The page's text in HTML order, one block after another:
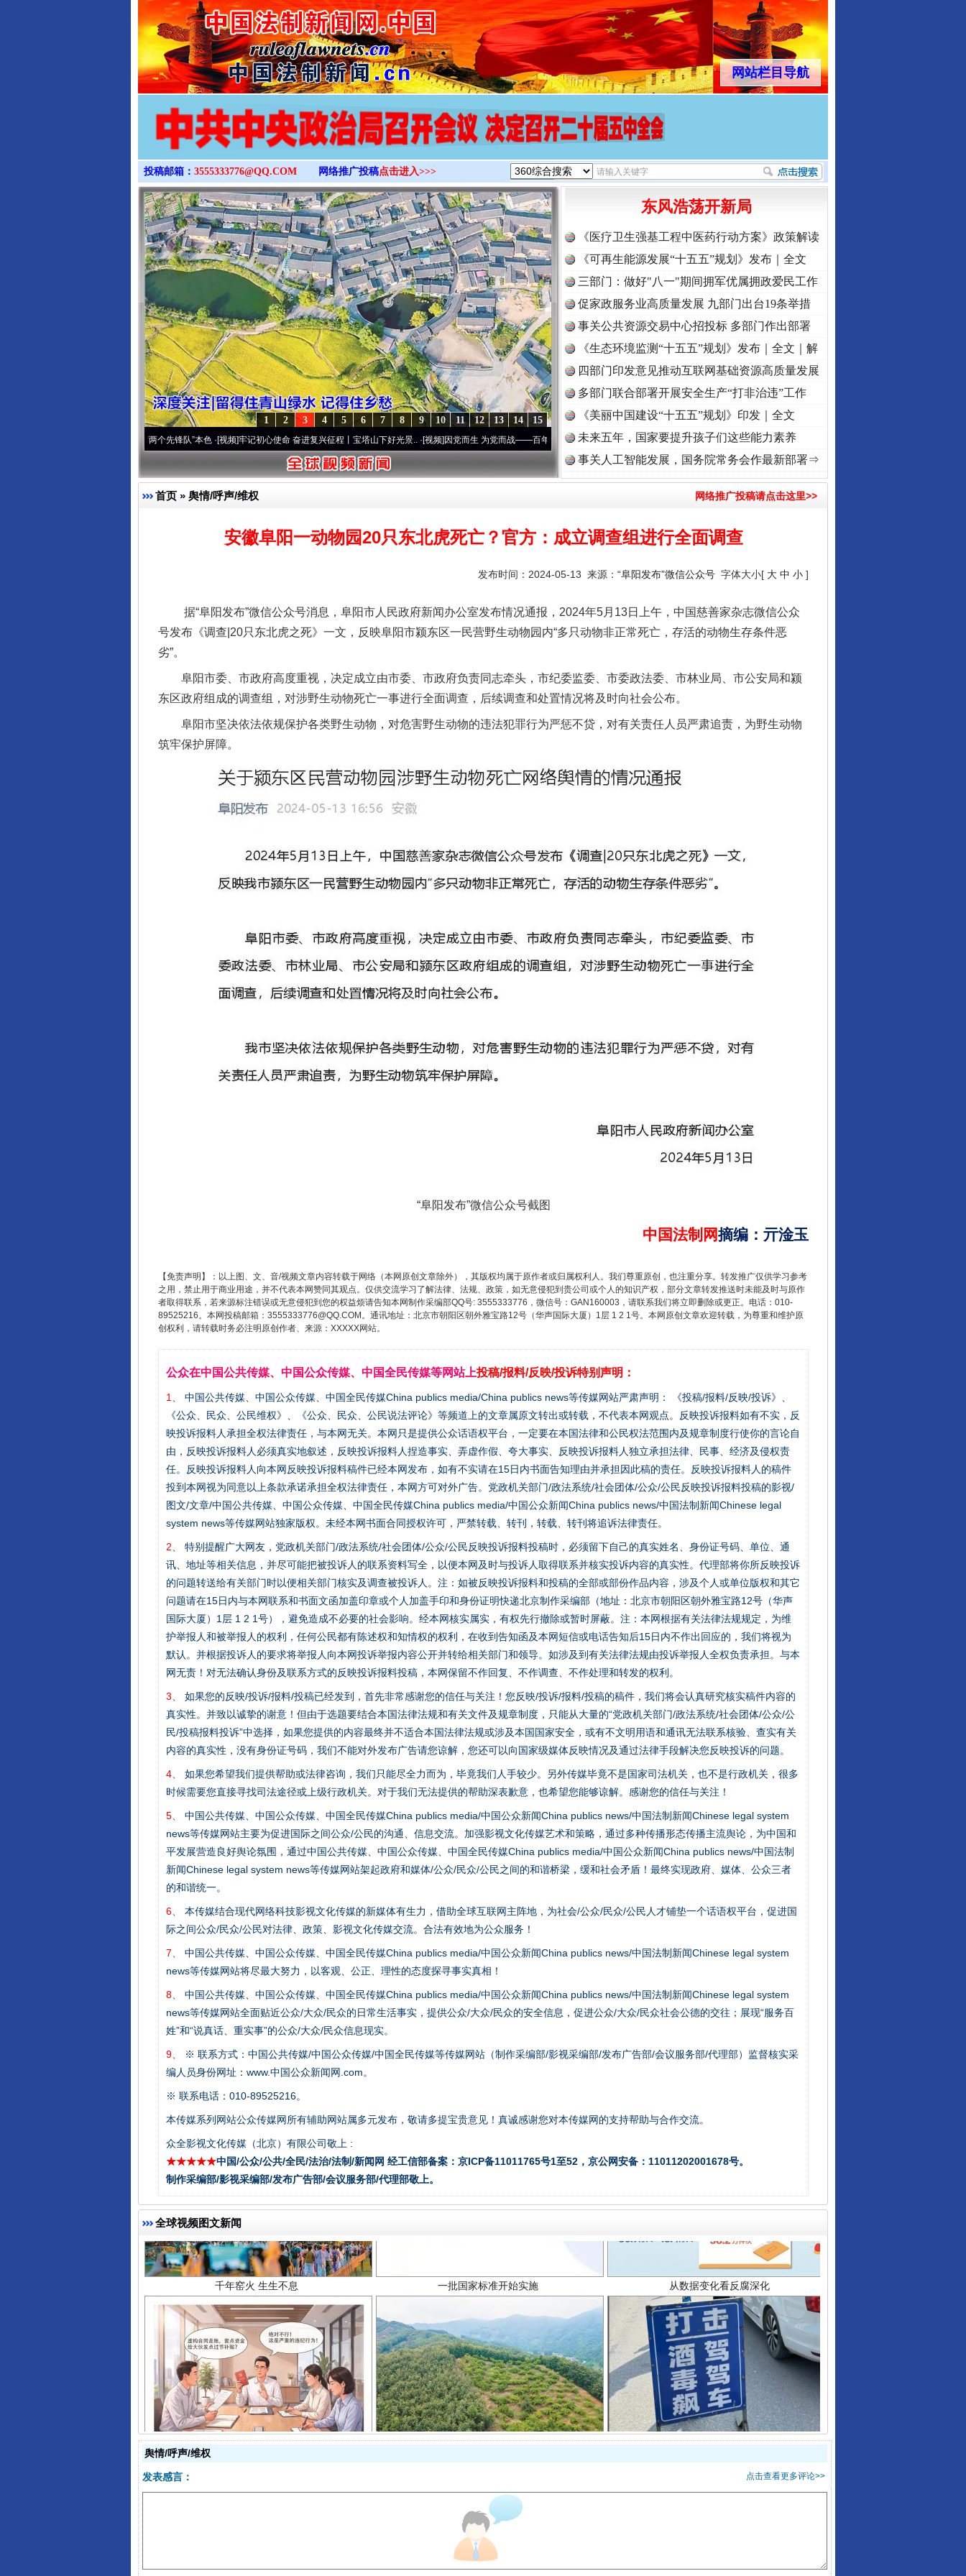
>
网站栏目导航
投稿邮箱： 3555333776@QQ.COM 网络推广投稿点击进入>>>
15
14
13
12
11
10
9
8
7
6
5
4
3
2
1
永葆“两个先锋队”本色·[视频]牢记初心使命 奋进复兴征程丨宝塔山下好光景..·[视频]因党而生 为党而战——百年“纪”事⑧加强纪律.. ·[视频]牢记初心使命 奋进复兴征程丨“转折之城”激荡..·[视频]
东风浩荡开新局
《医疗卫生强基工程中医药行动方案》政策解读
《可再生能源发展“十五五”规划》发布｜全文
三部门：做好"八一"期间拥军优属拥政爱民工作
促家政服务业高质量发展 九部门出台19条举措
事关公共资源交易中心招投标 多部门作出部署
《生态环境监测“十五五”规划》发布｜全文｜解
读
四部门印发意见推动互联网基础资源高质量发展
多部门联合部署开展安全生产“打非治违”工作
《美丽中国建设“十五五”规划》印发｜全文
未来五年，国家要提升孩子们这些能力素养
事关人工智能发展，国务院常务会作最新部署⇒
首页 » 舆情/呼声/维权 网络推广投稿请点击这里>>
安徽阜阳一动物园20只东北虎死亡？官方：成立调查组进行全面调查
发布时间：2024-05-13 来源： “阜阳发布”微信公众号 字体大小[ 大 中 小 ]
据“阜阳发布”微信公众号消息，阜阳市人民政府新闻办公室发布情况通报，2024年5月13日上午，中国慈善家杂志微信公众
号发布《调查|20只东北虎之死》一文，反映阜阳市颍东区一民营野生动物园内“多只动物非正常死亡，存活的动物生存条件恶
劣”。
阜阳市委、市政府高度重视，决定成立由市委、市政府负责同志牵头，市纪委监委、市委政法委、市林业局、市公安局和颍
东区政府组成的调查组，对涉野生动物死亡一事进行全面调查，后续调查和处置情况将及时向社会公布。
阜阳市坚决依法依规保护各类野生动物，对危害野生动物的违法犯罪行为严惩不贷，对有关责任人员严肃追责，为野生动物
筑牢保护屏障。
“阜阳发布”微信公众号截图
中国法制网摘编 ： 亓淦玉
【免责声明】：以上图、文、音/视频文章内容转载于网络（本网原创文章除外），其版权均属于原作者或归属权利人。我们尊重原创，也注重分享。转发推广仅供学习参考
之用，禁止用于商业用途，并不代表本网赞同其观点。仅供交流学习了解法律、法规、政策，如无意侵犯到贵公司或个人的知识产权，部分文章转发推送时未能及时与原作
者取得联系，若来源标注错误或无意侵犯到您的权益烦请告知本网制作采编部QQ号: 3555333776，微信号：GAN160003，请联系我们将立即删除或更正。电话：010-
89525216。本网投稿邮箱：3555333776@QQ.COM。通讯地址：北京市朝阳区朝外雅宝路12号（华声国际大厦）1层 1 2 1号。本网原创文章欢迎转载，为尊重和维护原
创权利，请转载时务必注明原创作者、来源：XXXXX网站。
公众在中国公共传媒、中国公众传媒、中国全民传媒等网站上投稿/报料/反映/投诉特别声明：
1、
中国公共传媒、中国公众传媒、中国全民传媒China publics media/China publics news等传媒网站严肃声明： 《投稿/报料/反映/投诉》、
《公众、民众、公民维权》、《公众、民众、公民说法评论》等频道上的文章属原文转出或转载，不代表本网观点。反映投诉报料如有不实，反
映投诉报料人承担全权法律责任，与本网无关。本网只是提供公众话语权平台，一定要在本国法律和公民权法范围内及规章制度行使你的言论自
由，反映投诉报料人必须真实地叙述，反映投诉报料人捏造事实、弄虚作假、夸大事实、反映投诉报料人独立承担法律、民事、经济及侵权责
任。反映投诉报料人向本网反映投诉报料稿件已经本网发布，如有不实请在15日内书面告知理由并承担因此稿的责任。反映投诉报料人的稿件
投到本网视为同意以上条款承诺承担全权法律责任，本网方可对外广告。党政机关部门/政法系统/社会团体/公众/公民反映投诉报料投稿的影视/
图文/文章/中国公共传媒、中国公众传媒、中国全民传媒China publics media/中国公众新闻China publics news/中国法制新闻Chinese legal
system news等传媒网站独家版权。未经本网书面合同授权许可，严禁转载、转刊，转载、转刊将追诉法律责任。
2、
特别提醒广大网友，党政机关部门/政法系统/社会团体/公众/公民反映投诉报料投稿时，必须留下自己的真实姓名、身份证号码、单位、通
讯、地址等相关信息，并尽可能把被投诉人的联系资料写全，以便本网及时与投诉人取得联系并核实投诉内容的真实性。代理部将你所反映投诉
的问题转送给有关部门时以便相关部门核实及调查被投诉人。注：如被反映投诉报料和投稿的全部或部份作品内容，涉及个人或单位版权和其它
问题请在15日内与本网联系和书面文函加盖印章或个人加盖手印和身份证明快递北京制作采编部（地址：北京市朝阳区朝外雅宝路12号（华声
国际大厦）1层 1 2 1号），避免造成不必要的社会影响。经本网核实属实，有权先行撤除或暂时屏蔽。注：本网根据有关法律法规规定，为维
护举报人和被举报人的权利，任何公民都有陈述权和知情权的权利，在收到告知函及本网短信或电话告知后15日内不作出回应的，我们将视为
默认。并根据投诉人的要求将举报人向本网投诉举报内容公开并转给相关部门和领导。如涉及到有关法律法规由投诉举报人全权负责承担。与本
网无责！对无法确认身份及联系方式的反映投诉报料投稿，本网保留不作回复、不作调查、不作处理和转发的权利。
3、
如果您的反映/投诉/报料/投稿已经发到，首先非常感谢您的信任与关注！您反映/投诉/报料/投稿的稿件，我们将会认真研究核实稿件内容的
真实性。并致以诚挚的谢意！但由于选题要结合本国法律法规和有关文件及规章制度，只能从大量的“党政机关部门/政法系统/社会团体/公众/公
民/投稿报料投诉”中选择，如果您提供的内容最终并不适合本国法律法规或涉及本国国家安全，或有不文明用语和通讯无法联系核验、查实有关
内容的真实性，没有身份证号码，我们不能对外发布广告请您谅解，您还可以向国家级媒体反映情况及通过法律手段解决您反映投诉的问题。
4、
如果您希望我们提供帮助或法律咨询，我们只能尽全力而为，毕竟我们人手较少。另外传媒毕竟不是国家司法机关，也不是行政机关，很多
时候需要您直接寻找司法途径或上级行政机关。对于我们无法提供的帮助深表歉意，也希望您能够谅解。感谢您的信任与关注！
5、
中国公共传媒、中国公众传媒、中国全民传媒China publics media/中国公众新闻China publics news/中国法制新闻Chinese legal system
news等传媒网站主要为促进国际之间公众/公民的沟通、信息交流。加强影视文化传媒艺术和策略，通过多种传播形态传播主流舆论，为中国和
平发展营造良好舆论氛围，通过中国公共传媒、中国公众传媒、中国全民传媒China publics media/中国公众新闻China publics news/中国法制
新闻Chinese legal system news等传媒网站架起政府和媒体/公众/民众/公民之间的和谐桥梁，缓和社会矛盾！最终实现政府、媒体、公众三者
的和谐统一。
6、
本传媒结合现代网络科技影视文化传媒的新媒体有生力，借助全球互联网主阵地，为社会/公众/民众/公民人才铺垫一个话语权平台，促进国
际之间公众/民众/公民对法律、政策、影视文化传媒交流。合法有效地为公众服务！
7、
中国公共传媒、中国公众传媒、中国全民传媒China publics media/中国公众新闻China publics news/中国法制新闻Chinese legal system
news等传媒网站将尽最大努力，以客观、公正、理性的态度探寻事实真相！
8、
中国公共传媒、中国公众传媒、中国全民传媒China publics media/中国公众新闻China publics news/中国法制新闻Chinese legal system
news等传媒网站全面贴近公众/大众/民众的日常生活事实，提供公众/大众/民众的安全信息，促进公众/大众/民众社会公德的交往；展现“服务百
姓”和“说真话、重实事”的公众/大众/民众信息现实。
9、
※ 联系方式：中国公共传媒/中国公众传媒/中国全民传媒等传媒网站（制作采编部/影视采编部/发布广告部/会议服务部/代理部）监督核实采
编人员身份网址：www.中国公众新闻网.com。
※ 联系电话：010-89525216。
本传媒系列网站公众传媒网所有辅助网站属多元发布，敬请多提宝贵意见！真诚感谢您对本传媒网的支持帮助与合作交流。
众全影视文化传媒（北京）有限公司敬上 :
★★★★★中国/公众/公共/全民/法治/法制/新闻网 经工信部备案：京ICP备11011765号1至52，京公网安备：11011202001678号。
制作采编部/影视采编部/发布广告部/会议服务部/代理部敬上。
全球视频图文新闻
完善运行机制助力责任有效落实 一纸欠条伤亲情 巡回调解促和解.. 行业协会接连发公告
东山县通报“牛蛙产品抗生素超标问题” 法徽映军营 权益有保障 让核能赋能千行百业
千年窑火 生生不息 一批国家标准开始实施 从数据变化看反腐深化
揭开“小金库”的免责幌子 以产业富民促振兴 酒驾未被当场查获能处罚吗
舆情/呼声/维权
点击查看更多评论>>
发表感言：